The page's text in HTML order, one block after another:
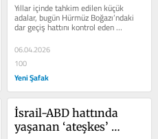
dönüştürüldü İşte
ABD’yi kilitleyen strateji
Yıllar içinde tahkim edilen küçük
adalar, bugün Hürmüz Boğazı’ndaki
dar geçiş hattını kontrol eden
stratejik noktalara dönüştü. Bu...
06.04.2026
100
Yeni Şafak
İsrail-ABD hattında
yaşanan ‘ateşkes’